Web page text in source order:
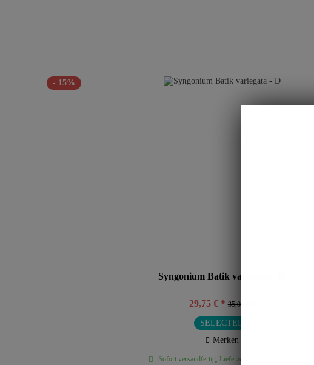
- 15%
Syngonium Batik variegata - D
29,75 € * 35,00 € *
SELECTED
Merken
Sofort versandfertig, Lieferzeit ca. 2-6 Werktage